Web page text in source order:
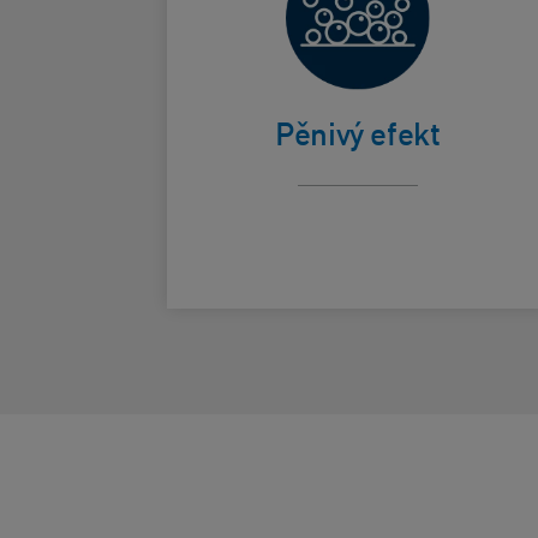
Pěnivý efekt
Jemně
osvěžuje a
čistí